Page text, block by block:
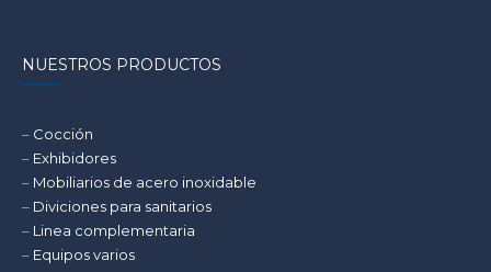
NUESTROS PRODUCTOS
– Cocción
– Exhibidores
– Mobiliarios de acero inoxidable
– Diviciones para sanitarios
– Linea complementaria
– Equipos varios